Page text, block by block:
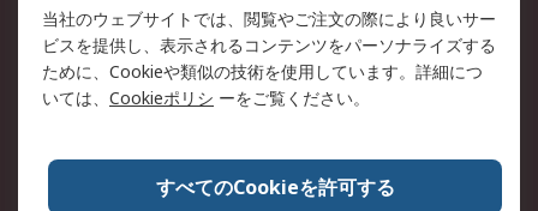
RSについて
会社概要
採用情報
プレスリリース＆お知ら
コーポレートサイト
全世界のRS
RSの歴史
ESGへの取り組み（英語）
認証について
当社のウェブサイトでは、閲覧やご注文の際により良いサー
ビスを提供し、表示されるコンテンツをパーソナライズする
ために、Cookieや類似の技術を使用しています。詳細につ
いては、 Cookieポリシ ーをご覧ください。
すべてのCookieを許可する